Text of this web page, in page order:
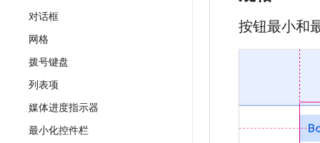
对话框
网格
拨号键盘
列表项
媒体进度指示器
最小化控件栏
按钮最小和